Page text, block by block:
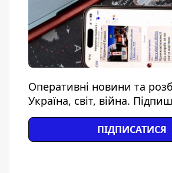
Оперативні новини та
Україна, світ, війна.
ПІДПИСАТИСЯ